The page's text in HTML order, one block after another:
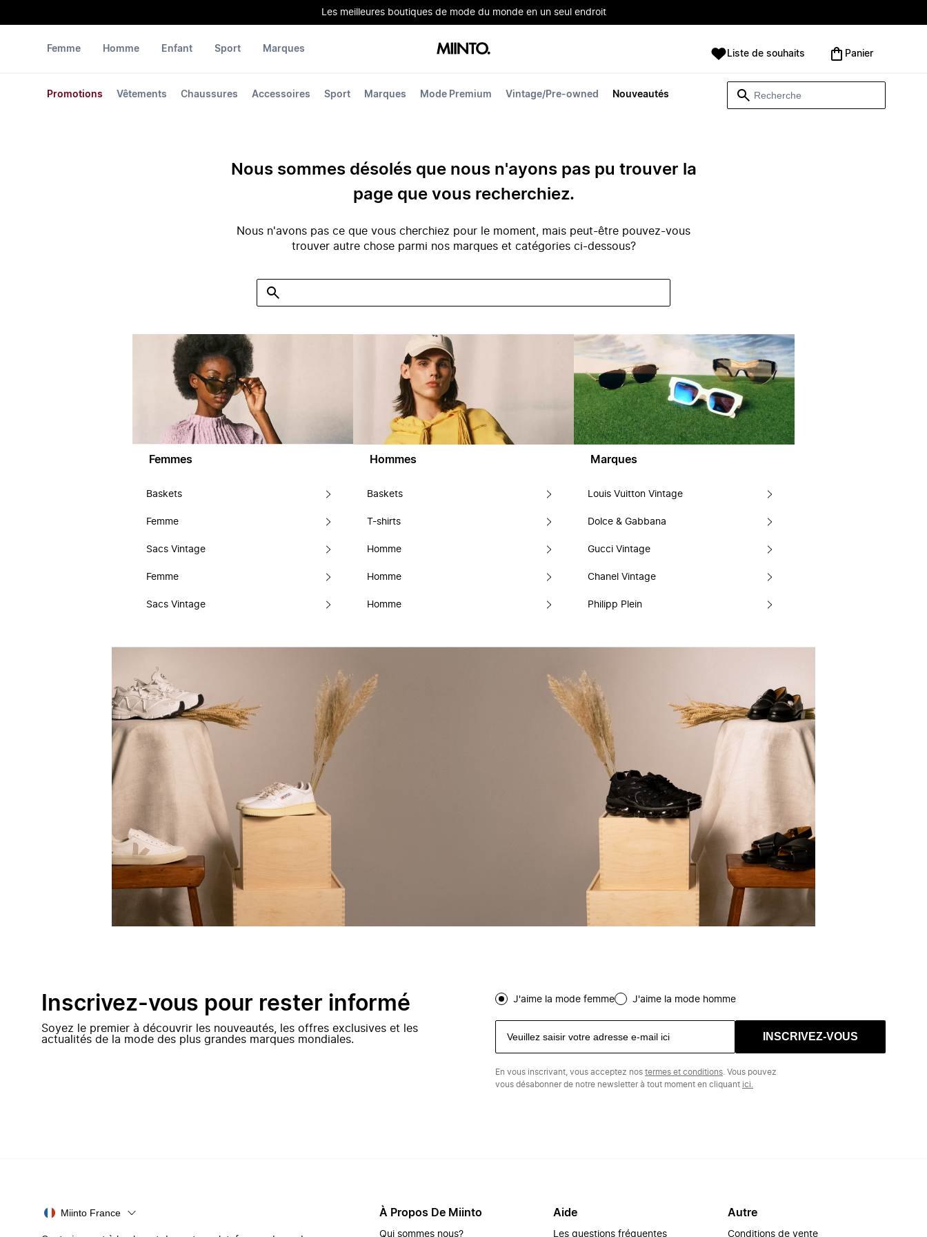
Les meilleures boutiques de mode du monde en un seul endroit
Femme
Promotions Vêtements Chaussures Accessoires Sport Marques Mode Premium Vintage/Pre-owned Nouveautés
Homme Enfant Sport Marques Liste de souhaits Panier
Nous sommes désolés que nous n'ayons pas pu trouver la
page que vous recherchiez.
Nous n'avons pas ce que vous cherchiez pour le moment, mais peut-être pouvez-vous
trouver autre chose parmi nos marques et catégories ci-dessous?
Femmes
Baskets
Femme
Sacs Vintage
Femme
Sacs Vintage
Hommes
Baskets
T-shirts
Homme
Homme
Homme
Marques
Louis Vuitton Vintage
Dolce & Gabbana
Gucci Vintage
Chanel Vintage
Philipp Plein
Inscrivez-vous pour rester informé
Soyez le premier à découvrir les nouveautés, les offres exclusives et les
actualités de la mode des plus grandes marques mondiales.
J'aime la mode femme J'aime la mode homme
INSCRIVEZ-VOUS
En vous inscrivant, vous acceptez nos termes et conditions . Vous pouvez
vous désabonner de notre newsletter à tout moment en cliquant ici.
Miinto France À Propos De Miinto
Qui sommes nous?
Aide
Les questions fréquentes
Autre
Conditions de vente